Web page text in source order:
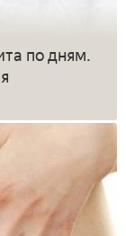
по дням.